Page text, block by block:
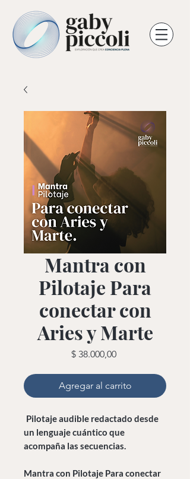
Mantra con
Pilotaje Para
conectar con
Aries y Marte
$ 38.000,00Precio
Agregar al carrito
Pilotaje audible redactado desde
un lenguaje cuántico que
acompaña las secuencias.
Mantra con Pilotaje Para conectar